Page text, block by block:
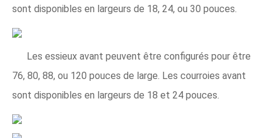
sont disponibles en largeurs de 18, 24, ou 30 pouces.
Les essieux avant peuvent être configurés pour être
76, 80, 88, ou 120 pouces de large. Les courroies avant
sont disponibles en largeurs de 18 et 24 pouces.